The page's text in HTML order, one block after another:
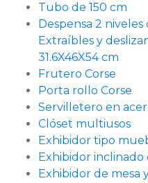
Tubo de 150 cm
Despensa 2
Extraíbles y
31.6X46X54 cm
Frutero Corse
Porta rollo Corse
Servilletero en
Clóset multiusos
Exhibidor tipo
Exhibidor inclinado
Exhibidor de mesa